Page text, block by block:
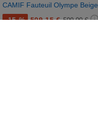
CAMIF Fauteuil Olympe Beige
-15 % 509,15 € 599,00 €